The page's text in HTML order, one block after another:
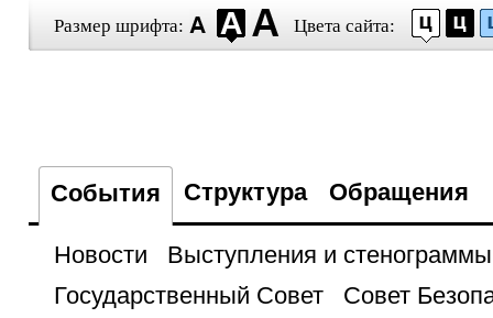
Размер шрифта: Цвета сайта:
События Структура Обращения
Новости
Выступления и стенограммы
Государственный Совет
Совет